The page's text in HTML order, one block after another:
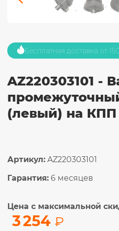
Бесплатная доставка от
AZ220303101 -
(левый) на КПП
Артикул: AZ220303101
Гарантия: 6 месяцев
Цена с максимальной
3 254 ₽